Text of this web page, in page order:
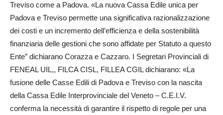
Treviso come a Padova. «La nuova Cassa Edile unica per
Padova e Treviso permette una significativa razionalizzazione
dei costi e un incremento dell’efficienza e della sostenibilità
finanziaria delle gestioni che sono affidate per Statuto a questo
Ente” dichiarano Coraz­za e Cazzaro. I Segretari Provinciali di
FENEAL UIL,, FILCA CISL, FILLEA CGIL dichiarano: «La
fusione delle Casse Edili di Padova e Treviso con la nascita
della Cassa Edile Interprovinciale del Veneto – C.E.I.V.
conferma la necessità di garantire il rispetto di regole per una